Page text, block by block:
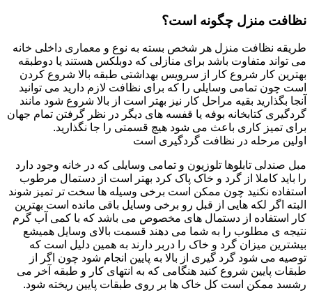
نظافت منزل چگونه است؟
طریقه نظافت منزل هر شخص بسته به نوع و معماری داخلی خانه
می تواند متفاوت باشد برای منازلی که دوبلکس هستند یا دوطبقه
بهترین کار شروع کار از سرویس بهداشتی طبقه بالا شروع کردن
است چون تمامی وسایلی را که برای نظافت لازم دارید می توانید
آنجا بگذارید بقیه مراحل کار نیز بهتر است از بالا شروع شود مانند
گردگیری کتابخانه بوفه یا قفسه های دیگر در نظر گرفتن تمام جهان
برای تمیز کاری باعث می شود هیچ قسمتی را جا نگذارید.
اولین مرحله در نظافت گردگیری است
مبل صندلی تابلوها تلوزیون و تمامی وسایلی که در خانه وجود دارد
را باید کاملا از گرد و خاک پاک کرد بهتر است از دستمال مرطوب
استفاده نکنید چون ممکن است برخی وسیله ها سخت تر تمیز شوند
البته اگر لکه هایی از قبل رو برخی وسایل باقی مانده است بهترین
کار استفاده از دستمال های مخصوص می باشد که با کمی آب گرم
نتیجه ی مطلوب را به شما می دهند قسمت بالای وسایل همیشع
بیشترین میزان گرد و خاک را دربر دارند به همین دلیل است که
توصیه می شود گرد گیری از بالا به پایین انجام شود چون اگر از
طبقات پایین شروع کنید هنگامی که به انتهای کار و طبقه آخر می
رشسد ممکن است کل خاک ها بر روی طبقات پایین ریخته شود.